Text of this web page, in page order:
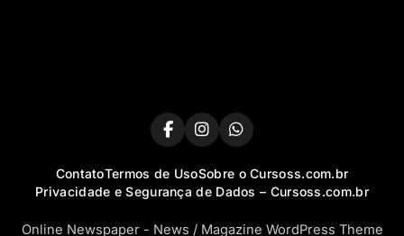
ContatoTermos de UsoSobre o Cursoss.com.br
Privacidade e Segurança de Dados – Cursoss.com.br
Online Newspaper - News / Magazine WordPress Theme